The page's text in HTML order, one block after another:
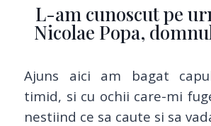
L-am cunoscut pe
Nicolae Popa,
Ajuns aici am bagat
timid, si cu ochii care-mi
nestiind ce sa caute si sa